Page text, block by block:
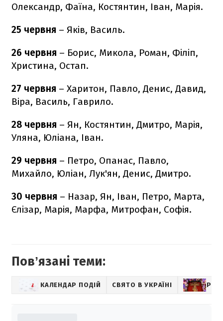
Олександр, Фаїна, Костянтин, Іван, Марія.
25 червня – Яків, Василь.
26 червня – Борис, Микола, Роман, Філіп,
Христина, Остап.
27 червня – Харитон, Павло, Денис, Давид,
Віра, Василь, Гаврило.
28 червня – Ян, Костянтин, Дмитро, Марія,
Уляна, Юліана, Іван.
29 червня – Петро, Опанас, Павло,
Михайло, Юліан, Лук'ян, Денис, Дмитро.
30 червня – Назар, Ян, Іван, Петро, Марта,
Єлізар, Марія, Марфа, Митрофан, Софія.
Повʼязані теми:
КАЛЕНДАР ПОДІЙ СВЯТО В УКРАЇНІ